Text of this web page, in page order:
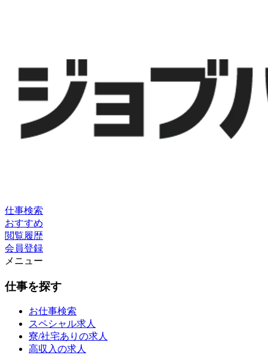
仕事検索
おすすめ
閲覧履歴
会員登録
メニュー
仕事を探す
お仕事検索
スペシャル求人
寮/社宅ありの求人
高収入の求人